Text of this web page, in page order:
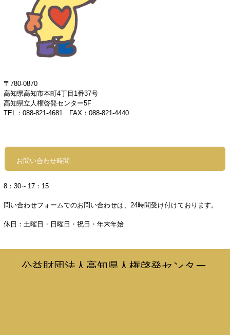
〒780-0870
高知県高知市本町4丁目1番37号
高知県立人権啓発センター5F
TEL：088-821-4681
FAX：088-821-4440
お問い合わせ時間
8：30～17：15
問い合わせフォームでのお問い合わせは、24時間受け付けております。
休日：土曜日・日曜日・祝日・年末年始
公益財団法人高知県人権啓発センター